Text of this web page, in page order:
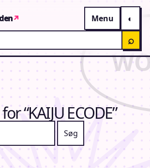
↗
Menu
⌕
“KAIJU ECODE”